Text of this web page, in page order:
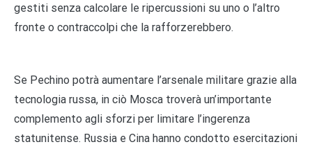
gestiti senza calcolare le ripercussioni su uno o l’altro
fronte o contraccolpi che la rafforzerebbero.
Se Pechino potrà aumentare l’arsenale militare grazie alla
tecnologia russa, in ciò Mosca troverà un’importante
complemento agli sforzi per limitare l’ingerenza
statunitense. Russia e Cina hanno condotto esercitazioni